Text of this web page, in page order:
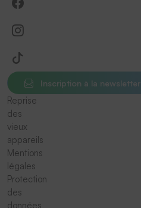
Inscription à la newsletter
Reprise
des
vieux
appareils
Mentions
légales
Protection
des
données